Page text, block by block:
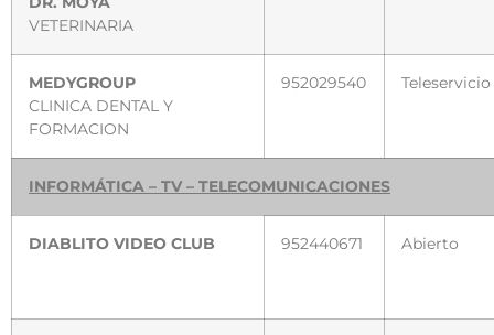
VETERINARIA
MEDYGROUP
CLINICA DENTAL Y
FORMACION
952029540 Teleservicio
INFORMÁTICA – TV – TELECOMUNICACIONES
DIABLITO VIDEO CLUB 952440671 Abierto